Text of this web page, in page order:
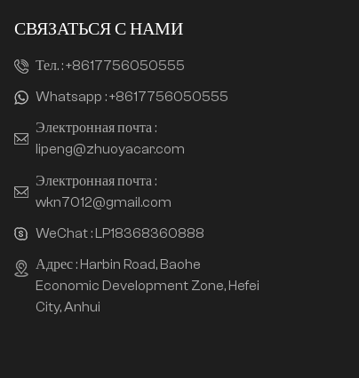
СВЯЗАТЬСЯ С НАМИ
Тел. :+8617756050555
Whatsapp :+8617756050555
Электронная почта :
lipeng@zhuoyacar.com
Электронная почта :
wkn7012@gmail.com
WeChat : LP18368360888
Адрес : Harbin Road, Baohe
Economic Development Zone, Hefei
City, Anhui